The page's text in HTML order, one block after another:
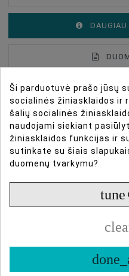
Type Of Product
Aster rėmo
klasikinius
arkinius, ir puikiai
ekspozicijos stilių.
Ši parduotuvė prašo jūsų
socialinės žiniasklaidos ir
šalių socialinės
naudojami siekiant
žiniasklaidos funkcijas ir
sutinkate su šiais
duomenų tvarkymu?
tune